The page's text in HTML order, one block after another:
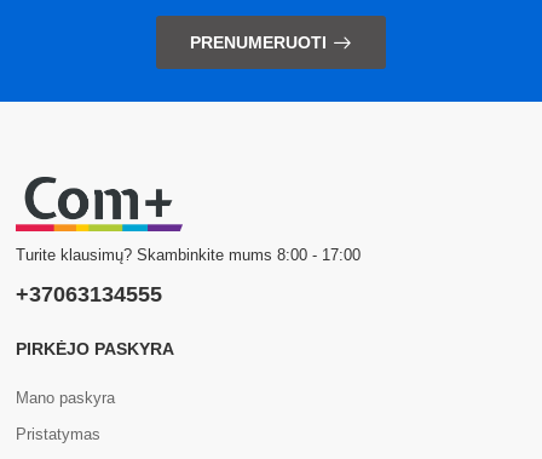
PRENUMERUOTI
Turite klausimų? Skambinkite mums 8:00 - 17:00
+37063134555
PIRKĖJO PASKYRA
Mano paskyra
Pristatymas